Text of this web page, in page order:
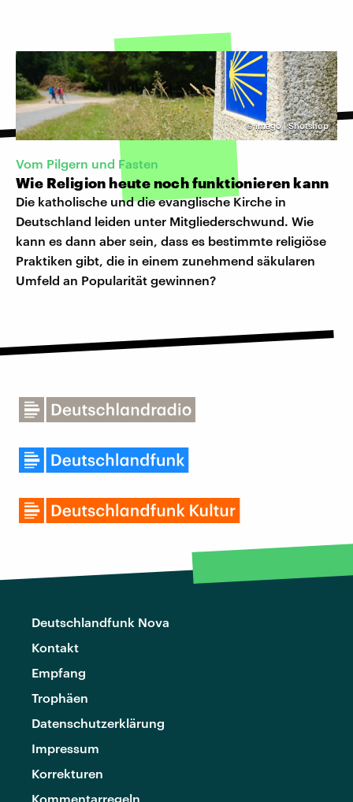
©imago | Shotshop
Vom Pilgern und Fasten
Wie Religion heute noch funktionieren kann
Die katholische und die evanglische Kirche in
Deutschland leiden unter Mitgliederschwund. Wie
kann es dann aber sein, dass es bestimmte religiöse
Praktiken gibt, die in einem zunehmend säkularen
Umfeld an Popularität gewinnen?
Deutschlandfunk Nova
Kontakt
Empfang
Trophäen
Datenschutzerklärung
Impressum
Korrekturen
Kommentarregeln